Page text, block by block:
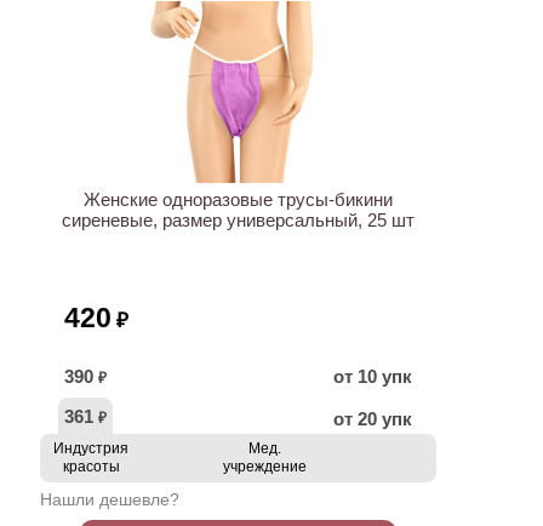
Женские одноразовые трусы-бикини
сиреневые, размер универсальный, 25 шт
420 ₽
390 ₽
от 10 упк
361 ₽ от 20 упк
Индустрия
красоты
Мед.
учреждение
Нашли дешевле?